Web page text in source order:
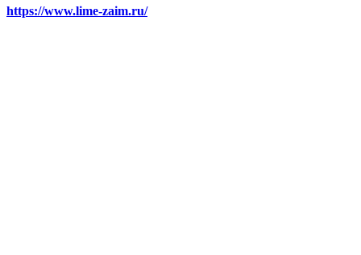
https://www.lime-zaim.ru/